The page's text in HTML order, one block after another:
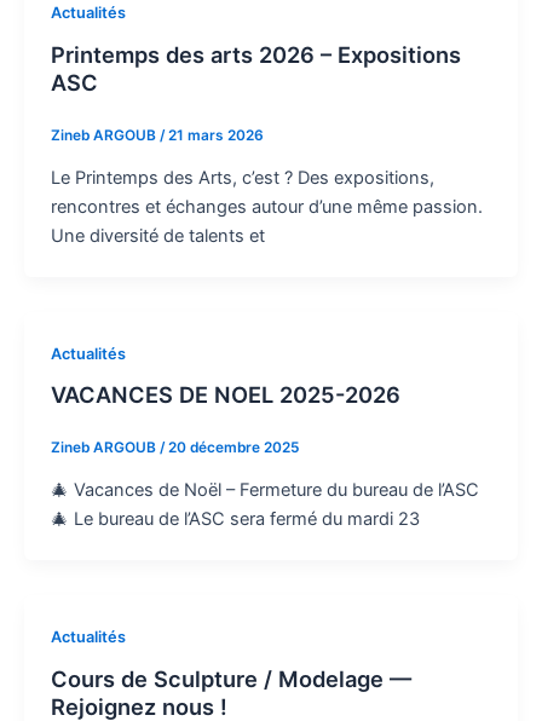
Actualités
Printemps des arts 2026 – Expositions
ASC
Zineb ARGOUB /21 mars 2026
Le Printemps des Arts, c’est ? Des expositions,
rencontres et échanges autour d’une même passion.
Une diversité de talents et
Actualités
VACANCES DE NOEL 2025-2026
Zineb ARGOUB /20 décembre 2025
🎄 Vacances de Noël – Fermeture du bureau de l’ASC
🎄 Le bureau de l’ASC sera fermé du mardi 23
Actualités
Cours de Sculpture / Modelage —
Rejoignez nous !